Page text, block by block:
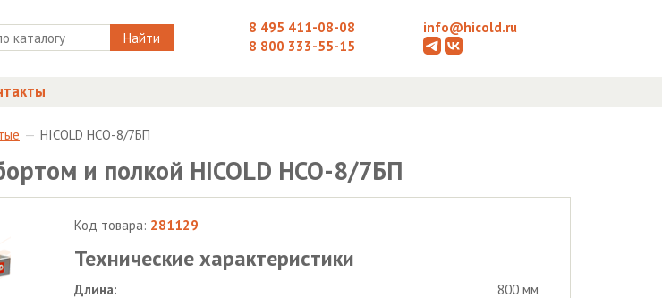
Найти
8 495 411-08-08
8 800 333-55-15
info@hicold.ru
HICOLD НСО-8/7БП
и полкой HICOLD НСО-8/7БП
Код товара: 281129
Технические характеристики
Длина:
800 мм